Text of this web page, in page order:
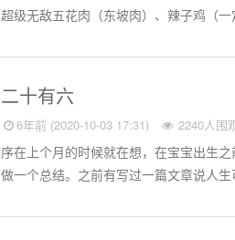
超级无敌五花肉（东坡肉）、辣子鸡（
二十有六
6年前 (2020-10-03 17:31) 2240人围
序在上个月的时候就在想，在宝宝出生
做一个总结。之前有写过一篇文章说人